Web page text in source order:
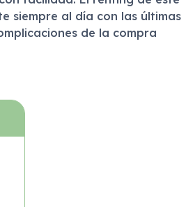
siempre al día con las últimas
de la compra